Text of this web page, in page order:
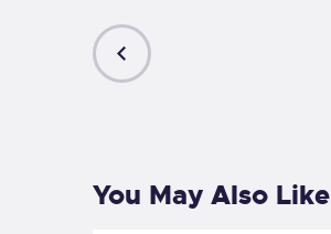
You May Also Like